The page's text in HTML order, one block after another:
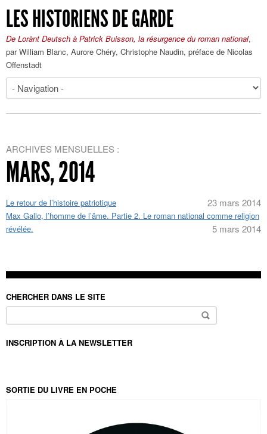
LES HISTORIENS DE GARDE
De Lorànt Deutsch à Patrick Buisson, la résurgence du roman national,
par William Blanc, Aurore Chéry, Christophe Naudin, préface de Nicolas
Offenstadt
ARCHIVES MENSUELLES :
MARS, 2014
Le retour de l’histoire patriotique 23 mars 2014
Max Gallo, l’homme de l’âme. Partie 2. Le roman national comme religion
révélée.
5 mars 2014
CHERCHER DANS LE SITE
INSCRIPTION À LA NEWSLETTER
SORTIE DU LIVRE EN POCHE